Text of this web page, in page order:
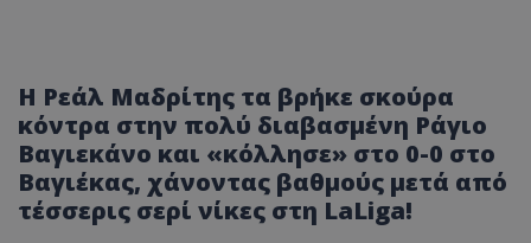
Η Ρεάλ Μαδρίτης τα βρήκε σκούρα
κόντρα στην πολύ διαβασμένη Ράγιο
Βαγιεκάνο και «κόλλησε» στο 0-0 στο
Βαγιέκας, χάνοντας βαθμούς μετά από
τέσσερις σερί νίκες στη LaLiga!